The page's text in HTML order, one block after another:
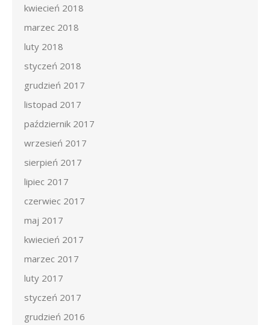
kwiecień 2018
marzec 2018
luty 2018
styczeń 2018
grudzień 2017
listopad 2017
październik 2017
wrzesień 2017
sierpień 2017
lipiec 2017
czerwiec 2017
maj 2017
kwiecień 2017
marzec 2017
luty 2017
styczeń 2017
grudzień 2016